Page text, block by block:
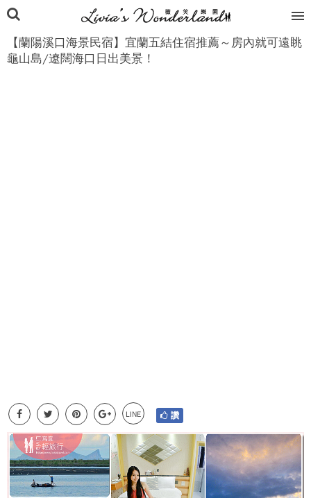
【蘭陽溪口海景民宿】宜蘭五結住宿推薦～房內就可遠眺
龜山島/遼闊海口日出美景！
LINE 讚